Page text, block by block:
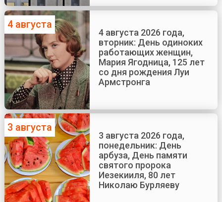
4 августа
4 августа 2026 года,
вторник: День одиноких
работающих женщин,
Мария Ягодница, 125 лет
со дня рождения Луи
Армстронга
3 августа
3 августа 2026 года,
понедельник: День
арбуза, День памяти
святого пророка
Иезекииля, 80 лет
Николаю Бурляеву